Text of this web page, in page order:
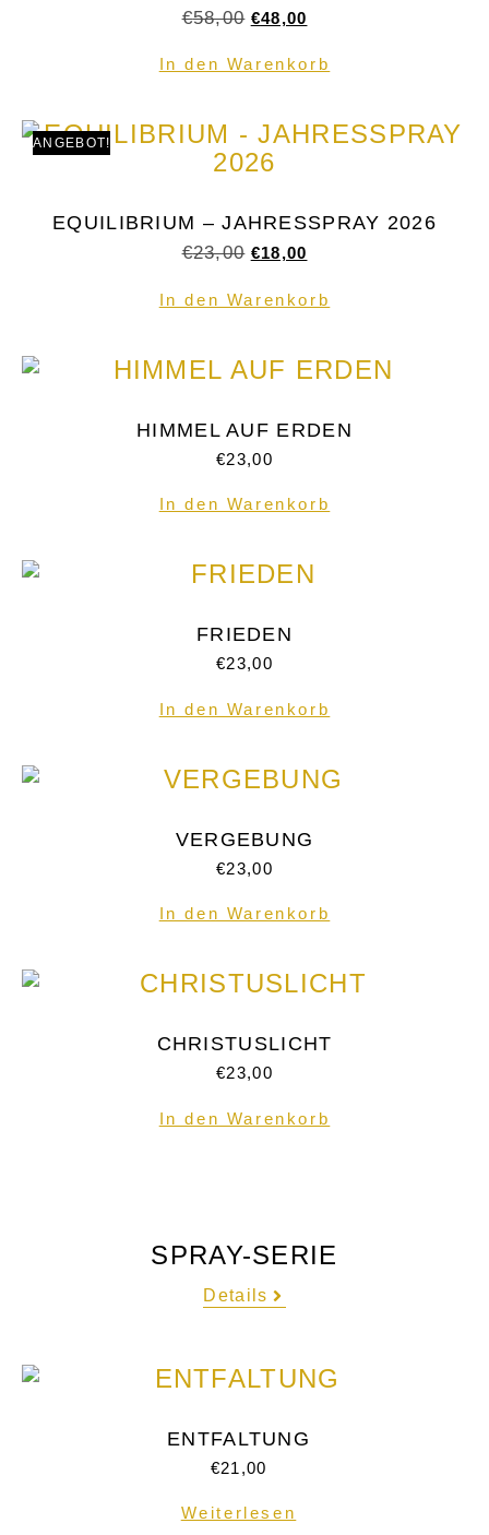
€58,00 €48,00
In den Warenkorb
ANGEBOT!
EQUILIBRIUM – JAHRESSPRAY 2026
€23,00 €18,00
In den Warenkorb
HIMMEL AUF ERDEN
€23,00
In den Warenkorb
FRIEDEN
€23,00
In den Warenkorb
VERGEBUNG
€23,00
In den Warenkorb
CHRISTUSLICHT
€23,00
In den Warenkorb
SPRAY-SERIE
Details
ENTFALTUNG
€21,00
Weiterlesen